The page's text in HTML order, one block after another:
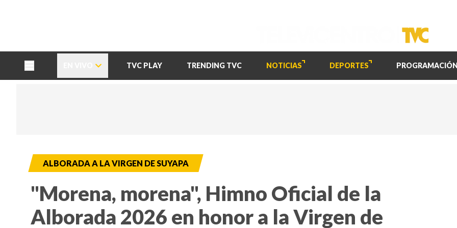
TVC PLAY TRENDING TVC NOTICIAS DEPORTES PROGRAMACIÓN
ALBORADA A LA VIRGEN DE SUYAPA
"Morena, morena", Himno Oficial de la
Alborada 2026 en honor a la Virgen de